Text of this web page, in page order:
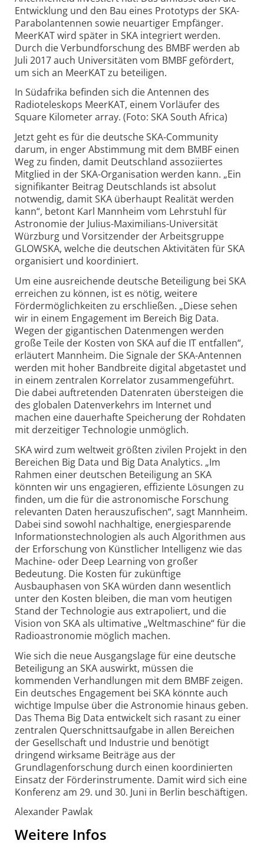
Entwicklung und den Bau eines Prototyps der SKA-
Parabolantennen sowie neuartiger Empfänger.
MeerKAT wird später in SKA integriert werden.
Durch die Verbundforschung des BMBF werden ab
Juli 2017 auch Universitäten vom BMBF gefördert,
um sich an MeerKAT zu beteiligen.
In Südafrika befinden sich die Antennen des
Radioteleskops MeerKAT, einem Vorläufer des
Square Kilometer array. (Foto: SKA South Africa)
Jetzt geht es für die deutsche SKA-Community
darum, in enger Abstimmung mit dem BMBF einen
Weg zu finden, damit Deutschland assoziiertes
Mitglied in der SKA-Organisation werden kann. „Ein
signifikanter Beitrag Deutschlands ist absolut
notwendig, damit SKA überhaupt Realität werden
kann“, betont Karl Mannheim vom Lehrstuhl für
Astronomie der Julius-Maximilians-Universität
Würzburg und Vorsitzender der Arbeitsgruppe
GLOWSKA, welche die deutschen Aktivitäten für SKA
organisiert und koordiniert.
Um eine ausreichende deutsche Beteiligung bei SKA
erreichen zu können, ist es nötig, weitere
Fördermöglichkeiten zu erschließen. „Diese sehen
wir in einem Engagement im Bereich Big Data.
Wegen der gigantischen Datenmengen werden
große Teile der Kosten von SKA auf die IT entfallen“,
erläutert Mannheim. Die Signale der SKA-Antennen
werden mit hoher Bandbreite digital abgetastet und
in einem zentralen Korrelator zusammengeführt.
Die dabei auftretenden Datenraten übersteigen die
des globalen Datenverkehrs im Internet und
machen eine dauerhafte Speicherung der Rohdaten
mit derzeitiger Technologie unmöglich.
SKA wird zum weltweit größten zivilen Projekt in den
Bereichen Big Data und Big Data Analytics. „Im
Rahmen einer deutschen Beteiligung an SKA
könnten wir uns engagieren, effiziente Lösungen zu
finden, um die für die astronomische Forschung
relevanten Daten herauszufischen“, sagt Mannheim.
Dabei sind sowohl nachhaltige, energiesparende
Informationstechnologien als auch Algorithmen aus
der Erforschung von Künstlicher Intelligenz wie das
Machine- oder Deep Learning von großer
Bedeutung. Die Kosten für zukünftige
Ausbauphasen von SKA würden dann wesentlich
unter den Kosten bleiben, die man vom heutigen
Stand der Technologie aus extrapoliert, und die
Vision von SKA als ultimative „Weltmaschine“ für die
Radioastronomie möglich machen.
Wie sich die neue Ausgangslage für eine deutsche
Beteiligung an SKA auswirkt, müssen die
kommenden Verhandlungen mit dem BMBF zeigen.
Ein deutsches Engagement bei SKA könnte auch
wichtige Impulse über die Astronomie hinaus geben.
Das Thema Big Data entwickelt sich rasant zu einer
zentralen Querschnittsaufgabe in allen Bereichen
der Gesellschaft und Industrie und benötigt
dringend wirksame Beiträge aus der
Grundlagenforschung durch einen koordinierten
Einsatz der Förderinstrumente. Damit wird sich eine
Konferenz am 29. und 30. Juni in Berlin beschäftigen.
Alexander Pawlak
Weitere Infos